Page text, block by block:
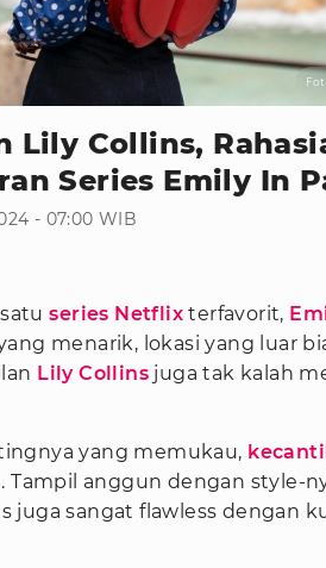
Lily Collins,
Series Emily In
- 07:00 WIB
satuseries Netflixterfavorit,
menarik, lokasi yang luar
Lily Collinsjuga tak kalah
yang memukau,
anggun dengan style-
juga sangat flawless dengan